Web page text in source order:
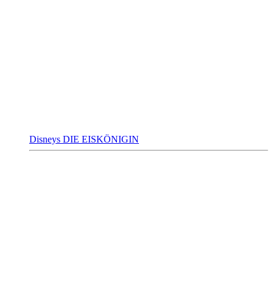
Disneys DIE EISKÖNIGIN